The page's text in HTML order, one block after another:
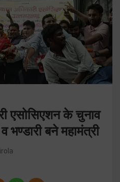
एसोसिएशन के चुनाव
भण्डारी बने महामंत्री